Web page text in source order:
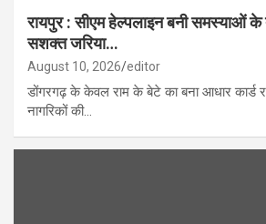
रायपुर : सीएम हेल्पलाइन बनी समस्याओं के
सशक्त जरिया…
August 10, 2026 editor
डोंगरगढ़ के केवल राम के बेटे का बना आधार कार्ड
नागरिकों की…